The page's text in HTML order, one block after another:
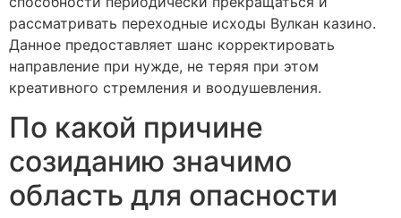
рассматривать переходные исходы Вулкан казино.
Данное предоставляет шанс корректировать
направление при нужде, не теряя при этом
креативного стремления и воодушевления.
По какой причине
созиданию значимо
область для опасности